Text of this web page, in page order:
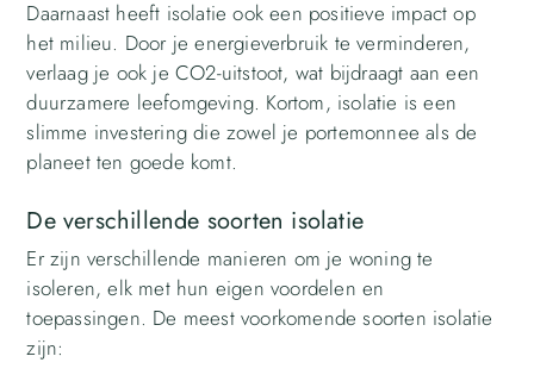
Daarnaast heeft isolatie ook een positieve impact op
het milieu. Door je energieverbruik te verminderen,
verlaag je ook je CO2-uitstoot, wat bijdraagt aan een
duurzamere leefomgeving. Kortom, isolatie is een
slimme investering die zowel je portemonnee als de
planeet ten goede komt.
De verschillende soorten isolatie
Er zijn verschillende manieren om je woning te
isoleren, elk met hun eigen voordelen en
toepassingen. De meest voorkomende soorten isolatie
zijn: